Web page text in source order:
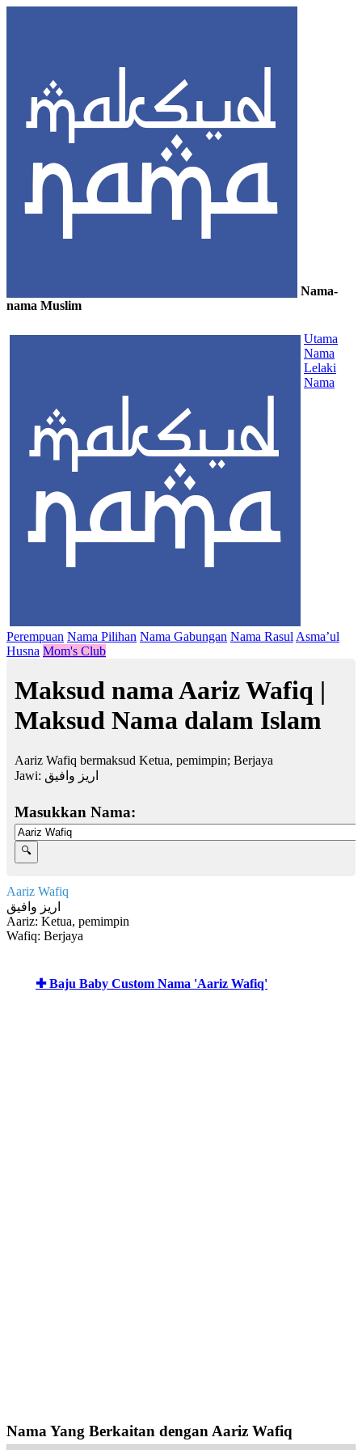
Nama-
nama Muslim
Utama
Nama
Lelaki
Nama
Perempuan Nama Pilihan Nama Gabungan Nama Rasul Asma’ul
Husna Mom's Club
Maksud nama Aariz Wafiq |
Maksud Nama dalam Islam
Aariz Wafiq bermaksud Ketua, pemimpin; Berjaya
Jawi: اريز وافيق
Masukkan Nama:
Aariz Wafiq
اريز وافيق
Aariz: Ketua, pemimpin
Wafiq: Berjaya
✚ Baju Baby Custom Nama 'Aariz Wafiq'
Nama Yang Berkaitan dengan Aariz Wafiq